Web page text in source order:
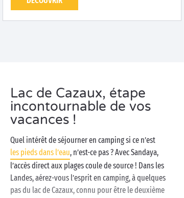
Lac de Cazaux, étape
incontournable de vos
vacances !
Quel intérêt de séjourner en camping si ce n’est
les pieds dans l’eau, n’est-ce pas ? Avec Sandaya,
l’accès direct aux plages coule de source ! Dans les
Landes, aérez-vous l’esprit en camping, à quelques
pas du lac de Cazaux, connu pour être le deuxième